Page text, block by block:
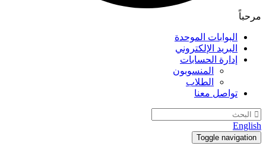
مرحباً
البوابات الموحدة
البريد الإلكتروني
إدارة الحسابات
المنسوبون
الطلاب
تواصل معنا
English
Toggle navigation